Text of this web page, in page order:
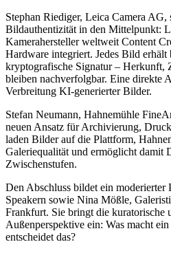
Stephan Riediger, Leica Camera AG,
Bildauthentizität in den Mittelpunkt:
Kamerahersteller weltweit Content
Hardware integriert. Jedes Bild erhält
kryptografische Signatur – Herkunft,
bleiben nachverfolgbar. Eine direkte
Verbreitung KI-generierter Bilder.
Stefan Neumann, Hahnemühle
neuen Ansatz für Archivierung,
laden Bilder auf die Plattform,
Galeriequalität und ermöglicht damit
Zwischenstufen.
Den Abschluss bildet ein moderierter
Speakern sowie Nina Mößle,
Frankfurt. Sie bringt die kuratorische
Außenperspektive ein: Was macht
entscheidet das?